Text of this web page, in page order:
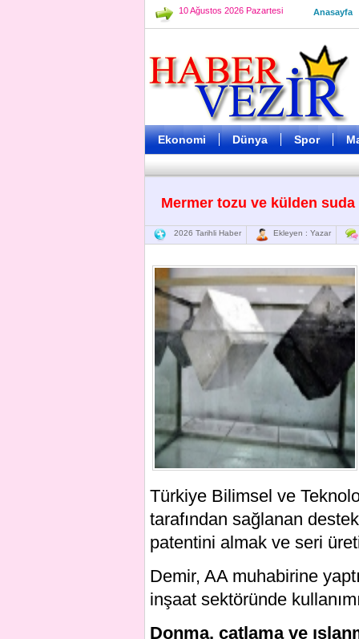
10 Ağustos 2026 Pazartesi Anasayfa
Ekonomi Dünya Spor
Mermer tozu ve külden suda
2026 Tarihli Haber Ekleyen : Yazar
Türkiye Bilimsel ve
tarafından sağlanan
patentini almak ve seri
Demir, AA muhabirine
inşaat sektöründe
Donma, çatlama ve